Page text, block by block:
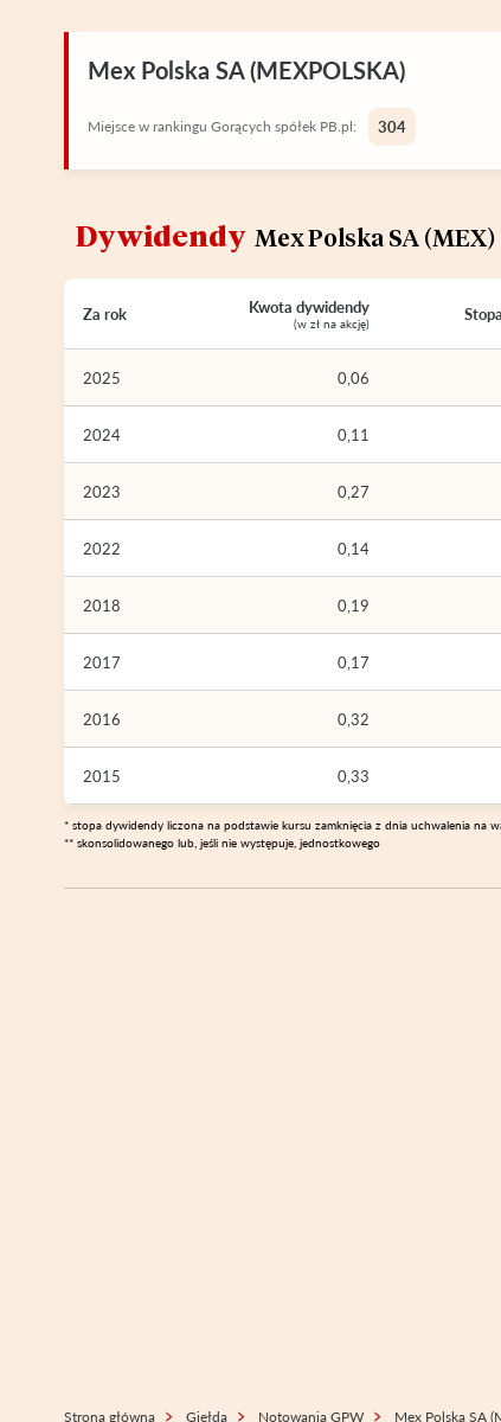
Mex Polska SA (MEXPOLSKA)
Miejsce w rankingu Gorących spółek PB.pl: 304
Dywidendy Mex Polska SA (MEX)
Za rok Kwota dywidendy
(w zł na akcję)
2025 0,06
2024 0,11
2023 0,27
2022 0,14
2018 0,19
2017 0,17
2016 0,32
2015 0,33
* stopa dywidendy liczona na podstawie kursu zamknięcia z dnia uchwalenia na
** skonsolidowanego lub, jeśli nie występuje, jednostkowego
Strona główna Giełda Notowania GPW Mex Polska SA